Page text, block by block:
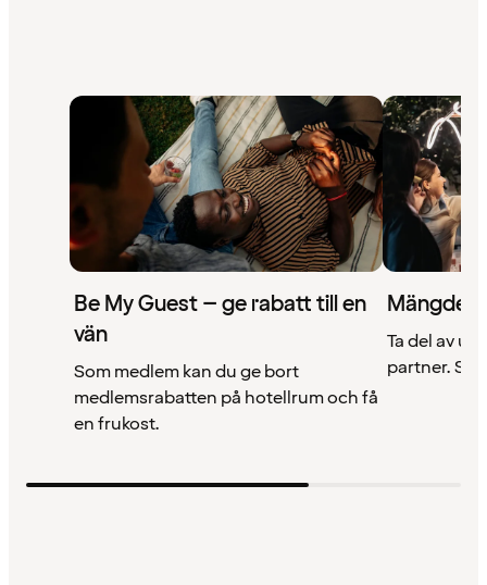
Be My Guest – ge rabatt till en
vän
Som medlem kan du ge bort
medlemsrabatten på hotellrum och få
en frukost.
Mängder
Ta del av
partner. Se